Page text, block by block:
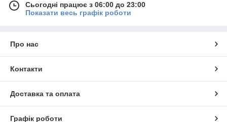
Сьогодні працює з 06:00 до 23:00
Показати весь графік роботи
Про нас
Контакти
Доставка та оплата
Графік роботи